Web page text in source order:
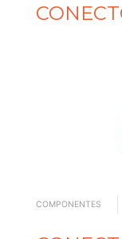
COMPONENTES